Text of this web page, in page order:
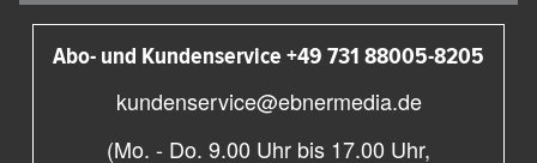
Abo- und Kundenservice +49 731 88005-8205
kundenservice@ebnermedia.de
(Mo. - Do. 9.00 Uhr bis 17.00 Uhr,